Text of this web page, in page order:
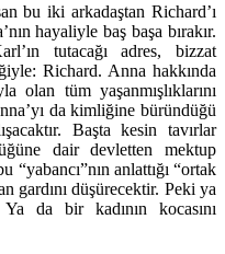
bu iki arkadaştan Richard’ı
hayaliyle baş başa bırakır.
tutacağı adres, bizzat
Richard. Anna hakkında
olan tüm yaşanmışlıklarını
da kimliğine büründüğü
Başta kesin tavırlar
dair devletten mektup
“yabancı”nın anlattığı “ortak
gardını düşürecektir. Peki ya
da bir kadının kocasını